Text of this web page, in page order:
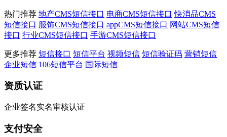
热门推荐 地产CMS短信接口 电商CMS短信接口 快消品CMS
短信接口 服饰CMS短信接口 appCMS短信接口 网站CMS短信
接口 行业CMS短信接口 手游CMS短信接口
更多推荐 短信接口 短信平台 视频短信 短信验证码 营销短信
企业短信 106短信平台 国际短信
资质认证
企业签名实名审核认证
支付安全